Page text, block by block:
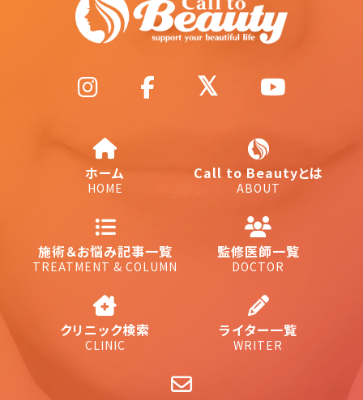
ホーム
HOME
Call to Beautyとは
ABOUT
施術＆お悩み記事一覧
TREATMENT & COLUMN
監修医師一覧
DOCTOR
クリニック検索
CLINIC
ライター一覧
WRITER